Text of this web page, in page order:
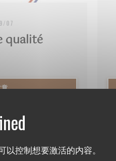
以控制想要激活的内容。
07
qualité
章((在新窗口中打开))